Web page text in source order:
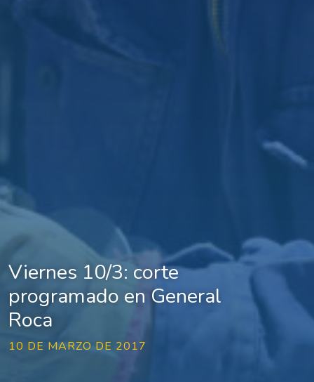
Viernes 10/3: corte
programado en General
Roca
10 DE MARZO DE 2017